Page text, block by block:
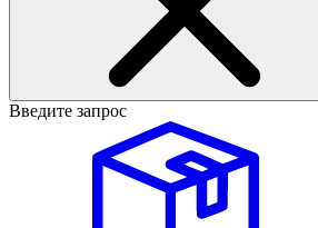
Введите запрос